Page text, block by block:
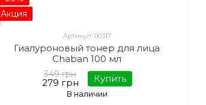
Акция
Артикул: 00317
Гиалуроновый тонер для лица
Chaban 100 мл
349 грн
279 грн Купить
В наличии